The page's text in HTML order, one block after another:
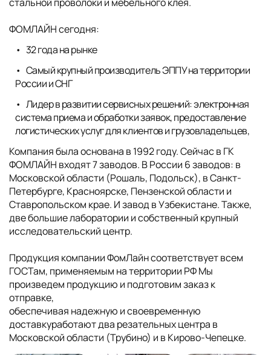
ФОМЛАЙН сегодня:
32 года на рынке
Самый крупный производитель ЭППУ на территории
России и СНГ
Лидер в развитии сервисных решений: электронная
система приема и обработки заявок, предоставление
логистических услуг для клиентов и грузовладельцев,
Компания была основана в 1992 году. Сейчас в ГК
ФОМЛАЙН входят 7 заводов. В России 6 заводов: в
Московской области (Рошаль, Подольск), в Санкт-
Петербурге, Красноярске, Пензенской области и
Ставропольском крае. И завод в Узбекистане. Также,
две большие лаборатории и собственный крупный
исследовательский центр.
Продукция компании ФомЛайн соответствует всем
ГОСТам, применяемым на территории РФ Мы
произведем продукцию и подготовим заказ к
отправке,
обеспечивая надежную и своевременную
доставкуработают два резательных центра в
Московской области (Трубино) и в Кирово-Чепецке.